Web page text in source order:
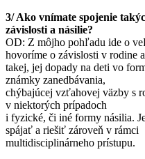
3/ Ako vnímate spojenie
závislosti a násilie?
OD: Z môjho pohľadu ide o
hovoríme o závislosti v rodine
takej, jej dopady na deti vo
známky zanedbávania,
chýbajúcej vzťahovej väzby s
v niektorých prípadoch
i fyzické, či iné formy násilia.
spájať a riešiť zároveň v rámci
multidisciplinárneho prístupu.